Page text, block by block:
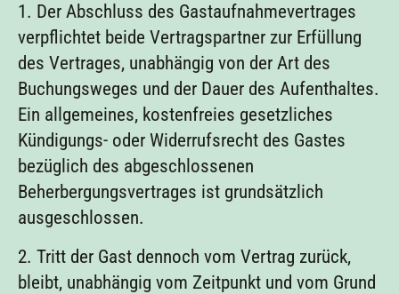
1. Der Abschluss des Gastaufnahmevertrages
verpflichtet beide Vertragspartner zur Erfüllung
des Vertrages, unabhängig von der Art des
Buchungsweges und der Dauer des Aufenthaltes.
Ein allgemeines, kostenfreies gesetzliches
Kündigungs- oder Widerrufsrecht des Gastes
bezüglich des abgeschlossenen
Beherbergungsvertrages ist grundsätzlich
ausgeschlossen.
2. Tritt der Gast dennoch vom Vertrag zurück,
bleibt, unabhängig vom Zeitpunkt und vom Grund